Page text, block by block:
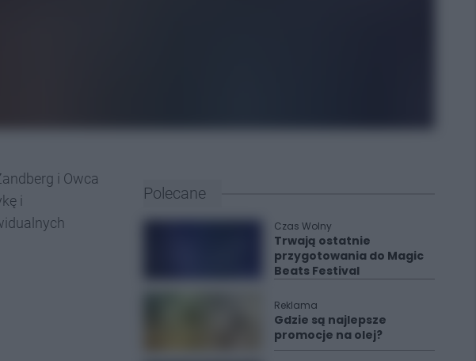
i Owca
i
Polecane
Czas Wolny
Trwają ostatnie
przygotowania do Magic
Beats Festival
Reklama
Gdzie są najlepsze
promocje na olej?